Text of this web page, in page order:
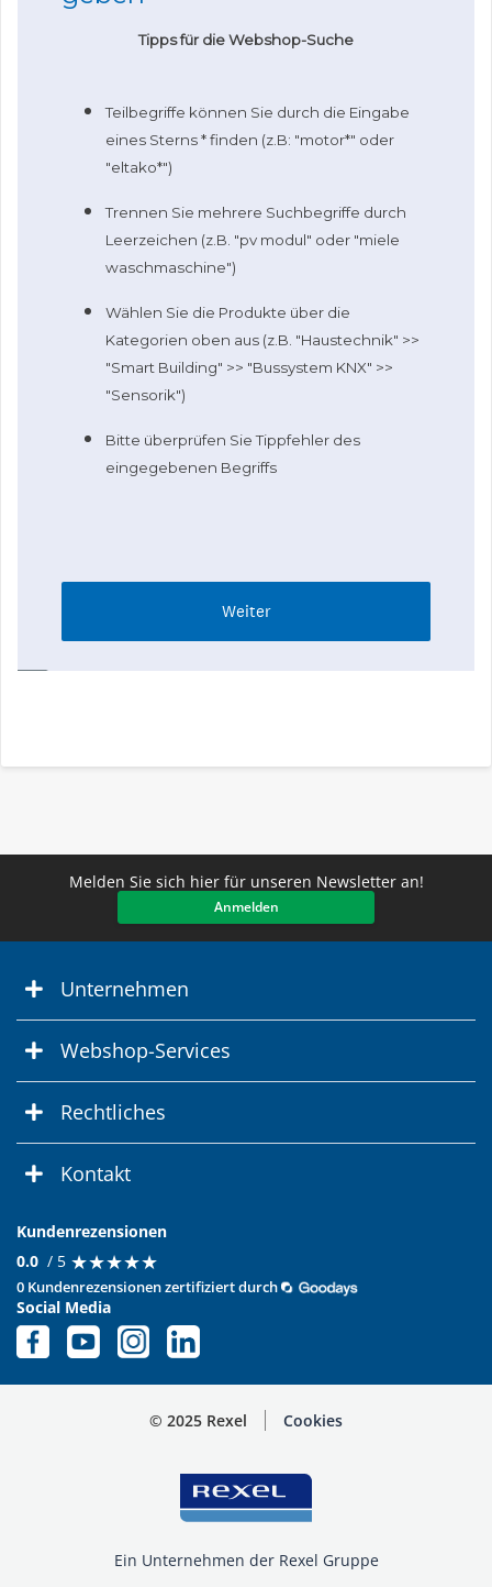
Melden Sie sich hier für unseren Newsletter an!
Anmelden
Unternehmen
Webshop-Services
Rechtliches
Kontakt
Kundenrezensionen
0.0 / 5 ★★★★★
★★★★★
0 Kundenrezensionen zertifiziert durch
Social Media
© 2025 Rexel Cookies
Ein Unternehmen der Rexel Gruppe